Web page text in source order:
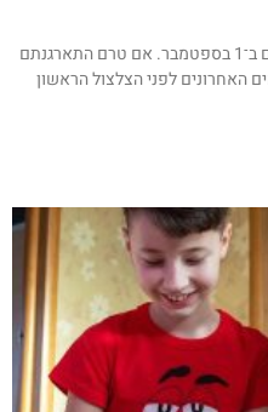
התלמידים אמורים לשוב לשגרת לימודים ב־1 בספטמבר. אם טרם התארגנתם
האחרונים לפני הצלצול הראשון